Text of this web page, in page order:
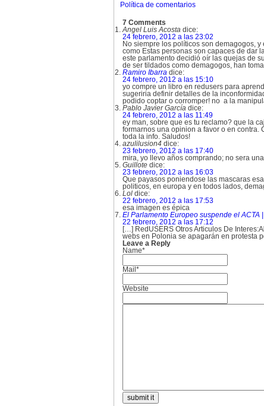
Política de comentarios
7 Comments
Angel Luis Acosta dice:
24 febrero, 2012 a las 23:02
No siempre los políticos son demagogos,
como Estas personas son capaces de dar
este parlamento decidió oír las quejas de
de ser tildados como demagogos, han
Ramiro Ibarra dice:
24 febrero, 2012 a las 15:10
yo compre un libro en redusers para
sugeriria definir detalles de la
podido coptar o corromper! no a la
Pablo Javier García dice:
24 febrero, 2012 a las 11:49
ey man, sobre que es tu reclamo? que la
formarnos una opinion a favor o en
toda la info. Saludos!
azulilusion4 dice:
23 febrero, 2012 a las 17:40
mira, yo llevo años comprando; no sera
Guillote dice:
23 febrero, 2012 a las 16:03
Que payasos poniendose las mascaras
politicos, en europa y en todos lados,
Lol dice:
22 febrero, 2012 a las 17:53
esa imagen es épica
El Parlamento Europeo suspende el ACTA
22 febrero, 2012 a las 17:12
[…] RedUSERS Otros Articulos De
webs en Polonia se apagarán en protesta
Leave a Reply
Name*
Mail*
Website